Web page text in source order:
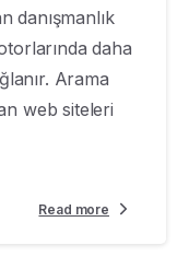
danışmanlık
daha
Arama
web siteleri
Read more